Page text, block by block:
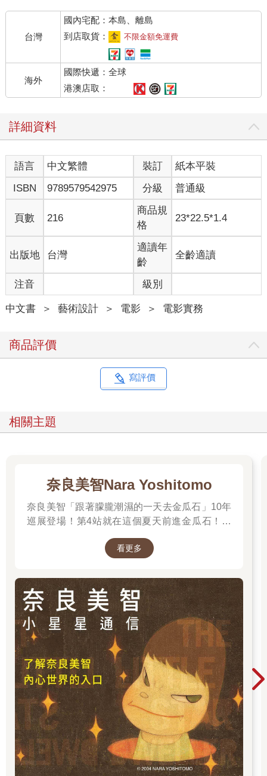
台灣
國內宅配：本島、離島
到店取貨：
不限金額免運費
海外
國際快遞：全球
港澳店取：
詳細資料
語言 中文繁體 裝訂
紙本平裝
ISBN
9789579542975 分級 普通級
頁數 216
商品規
格
23*22.5*1.4
出版地 台灣
適讀年
齡
全齡適讀
注音 級別
中文書 ＞ 藝術設計 ＞ 電影 ＞ 電影實務
商品評價
寫評價
相關主題
奈良美智Nara Yoshitomo
奈良美智「跟著朦朧潮濕的一天去金瓜石」10年
巡展登場！第4站就在這個夏天前進金瓜石！展
看更多